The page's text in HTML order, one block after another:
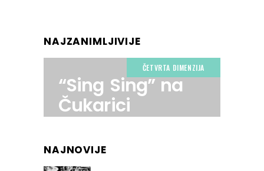
NAJZANIMLJIVIJE
ČETVRTA DIMENZIJA
“Sing Sing” na
Čukarici
NAJNOVIJE